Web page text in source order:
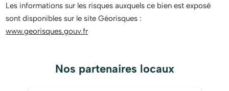
Les informations sur les risques auxquels ce bien est exposé
sont disponibles sur le site Géorisques :
www.georisques.gouv.fr
Nos partenaires locaux